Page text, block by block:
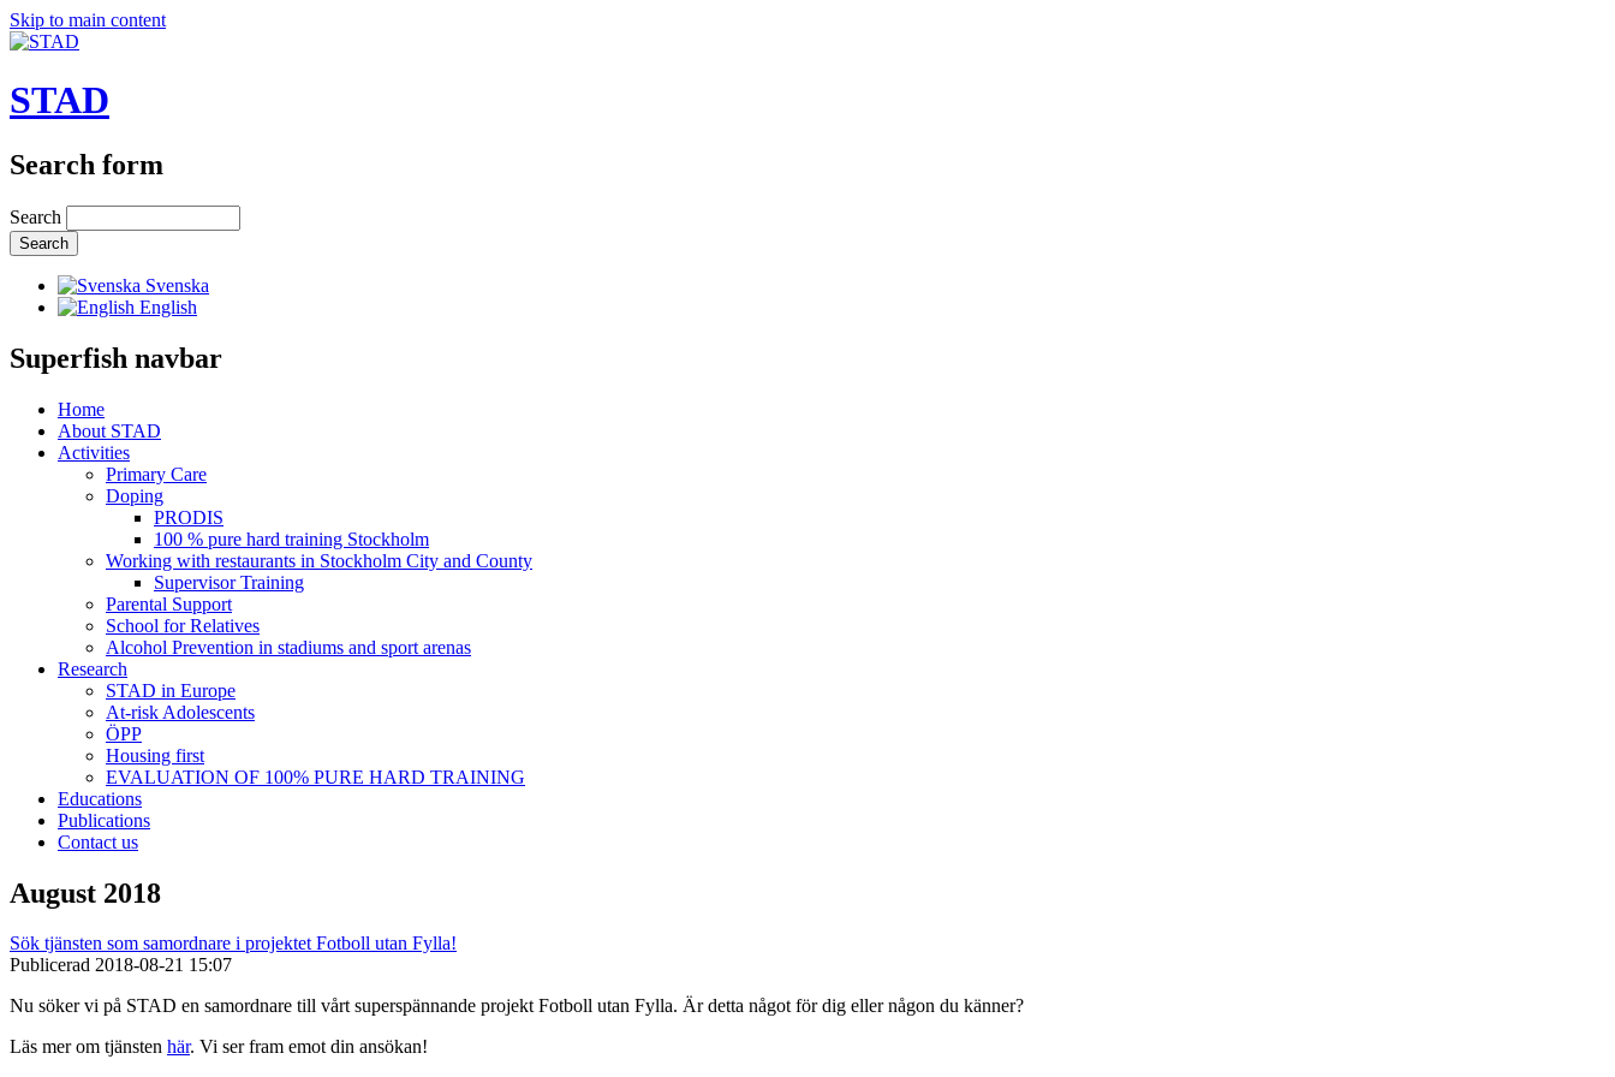
Skip to main content
STAD
Search form
Search
Svenska
English
Superfish navbar
Home
About STAD
Activities
Primary Care
Doping
PRODIS
100 % pure hard training Stockholm
Working with restaurants in Stockholm City and County
Supervisor Training
Parental Support
School for Relatives
Alcohol Prevention in stadiums and sport arenas
Research
STAD in Europe
At-risk Adolescents
ÖPP
Housing first
EVALUATION OF 100% PURE HARD TRAINING
Educations
Publications
Contact us
August 2018
Sök tjänsten som samordnare i projektet Fotboll utan Fylla!
Publicerad 2018-08-21 15:07
Nu söker vi på STAD en samordnare till vårt superspännande projekt Fotboll utan Fylla. Är detta något för dig eller någon du känner?
Läs mer om tjänsten här. Vi ser fram emot din ansökan!